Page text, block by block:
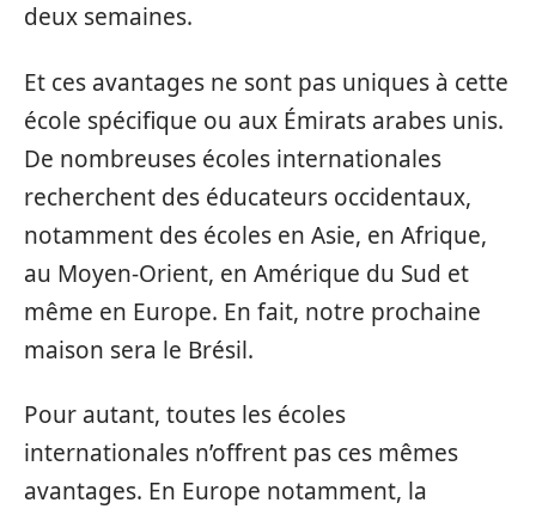
deux semaines.
Et ces avantages ne sont pas uniques à cette
école spécifique ou aux Émirats arabes unis.
De nombreuses écoles internationales
recherchent des éducateurs occidentaux,
notamment des écoles en Asie, en Afrique,
au Moyen-Orient, en Amérique du Sud et
même en Europe. En fait, notre prochaine
maison sera le Brésil.
Pour autant, toutes les écoles
internationales n’offrent pas ces mêmes
avantages. En Europe notamment, la